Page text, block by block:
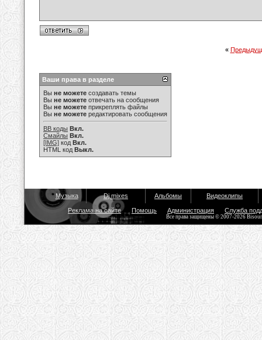
«
Ваши права в разделе
Вы не можете создавать темы
Вы не можете отвечать на сообщения
Вы не можете прикреплять файлы
Вы не можете редактировать сообщения
BB коды Вкл.
Смайлы Вкл.
[IMG] код Вкл.
HTML код Выкл.
Музыка Dj mixes Альбомы Видеоклипы
Реклама на сайте Помощь Администрация Служба
Все права защищены © 2007-2026